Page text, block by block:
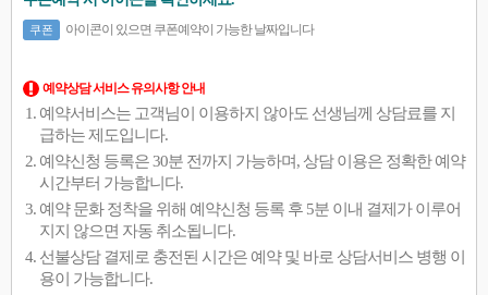
쿠폰 아이콘이 있으면 쿠폰예약이 가능한 날짜입니다
예약상담 서비스 유의사항 안내
예약서비스는 고객님이 이용하지 않아도 선생님께 상담료를 지
급하는 제도입니다.
예약신청 등록은 30분 전까지 가능하며, 상담 이용은 정확한 예약
시간부터 가능합니다.
예약 문화 정착을 위해 예약신청 등록 후 5분 이내 결제가 이루어
지지 않으면 자동 취소됩니다.
선불상담 결제로 충전된 시간은 예약 및 바로 상담서비스 병행 이
용이 가능합니다.